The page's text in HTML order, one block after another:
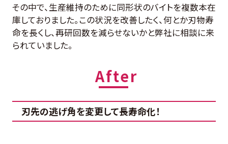
その中で、生産維持のために同形状のバイトを複数本在
庫しておりました。この状況を改善したく、何とか刃物寿
命を長くし、再研回数を減らせないかと弊社に相談に来
られていました。
刃先の逃げ角を変更して長寿命化！